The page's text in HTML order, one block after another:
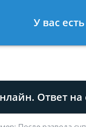
509-27-47
Ответ
У вас